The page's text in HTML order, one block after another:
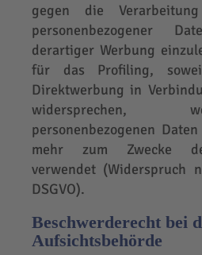
gegen die
personenbezogener
derartiger Werbung
für das Profiling,
Direktwerbung in
widersprechen,
personenbezogenen
mehr zum Zwecke
verwendet (Widerspruch
DSGVO).
Beschwerderecht bei
Aufsichtsbehörde